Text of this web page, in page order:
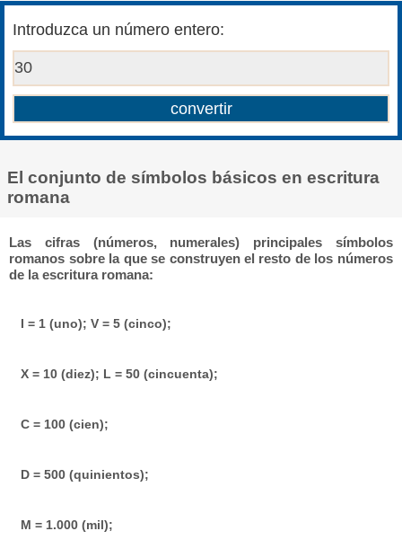
Introduzca un número entero:
El conjunto de símbolos básicos en escritura
romana
Las cifras (números, numerales) principales símbolos
romanos sobre la que se construyen el resto de los números
de la escritura romana:
I = 1 (uno); V = 5 (cinco);
X = 10 (diez); L = 50 (cincuenta);
C = 100 (cien);
D = 500 (quinientos);
M = 1.000 (mil);